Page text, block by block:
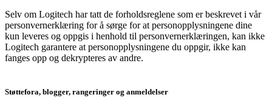
Selv om Logitech har tatt de forholdsreglene som er beskrevet i vår
personvernerklæring for å sørge for at personopplysningene dine
kun leveres og oppgis i henhold til personvernerklæringen, kan ikke
Logitech garantere at personopplysningene du oppgir, ikke kan
fanges opp og dekrypteres av andre.
Støttefora, blogger, rangeringer og anmeldelser